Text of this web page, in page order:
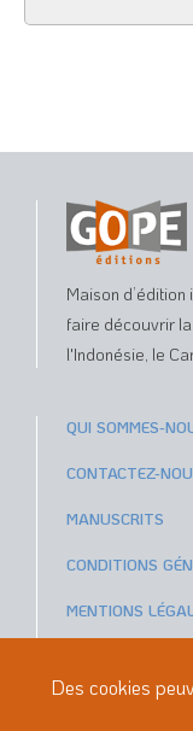
Maison
faire découvrir
l'Indonésie, le
QUI SOMMES-
CONTACTEZ-
MANUSCRITS
CONDITIONS
MENTIONS
Paiements